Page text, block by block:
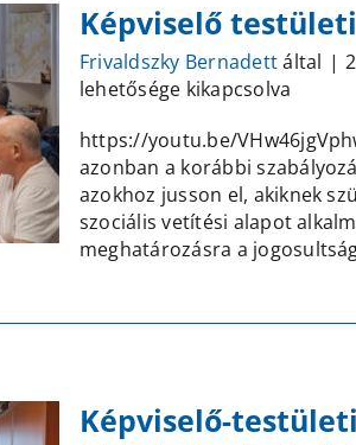
Képviselő
Frivaldszky Bernadettáltal |
lehetősége kikapcsolva
https://youtu.be/
azonban a korábbi
azokhoz jusson el, akiknek
szociális vetítési alapot
meghatározásra a
Képviselő-testületi